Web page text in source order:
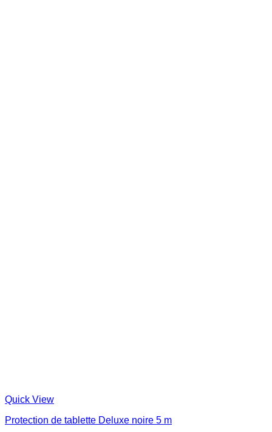
Quick View
Protection de tablette Deluxe noire 5 m